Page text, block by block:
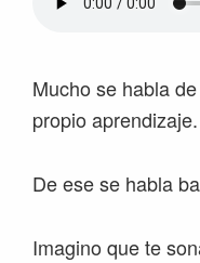
Mucho se habla
propio aprendizaje.
De ese se habla
Imagino que te